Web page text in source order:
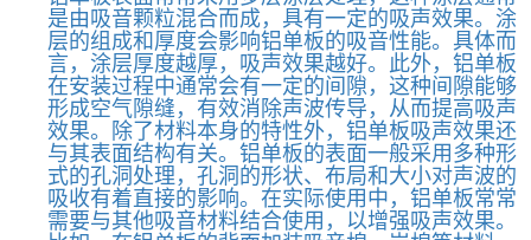
是由吸音颗粒混合而成，具有一定的吸声效果。涂
层的组成和厚度会影响铝单板的吸音性能。具体而
言，涂层厚度越厚，吸声效果越好。此外，铝单板
在安装过程中通常会有一定的间隙，这种间隙能够
形成空气隙缝，有效消除声波传导，从而提高吸声
效果。除了材料本身的特性外，铝单板吸声效果还
与其表面结构有关。铝单板的表面一般采用多种形
式的孔洞处理，孔洞的形状、布局和大小对声波的
吸收有着直接的影响。在实际使用中，铝单板常常
需要与其他吸音材料结合使用，以增强吸声效果。